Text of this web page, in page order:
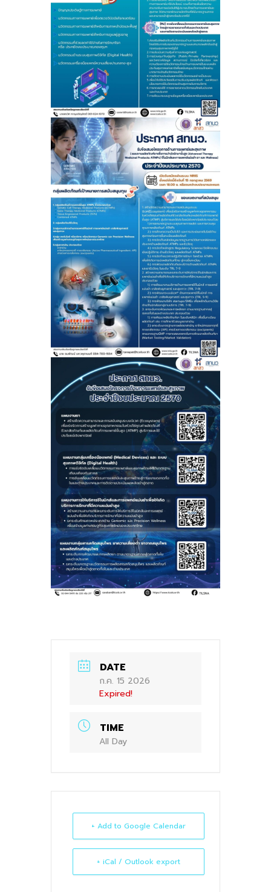
DATE
ก.ค. 15 2026
Expired!
TIME
All Day
+ Add to Google Calendar
+ iCal / Outlook export